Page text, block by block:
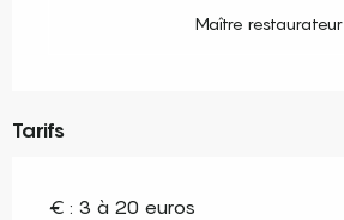
Maître restaurateur
Tarifs
€ : 3 à 20 euros